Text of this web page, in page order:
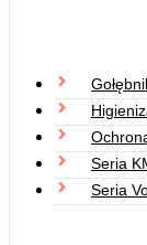
Seria
Seria